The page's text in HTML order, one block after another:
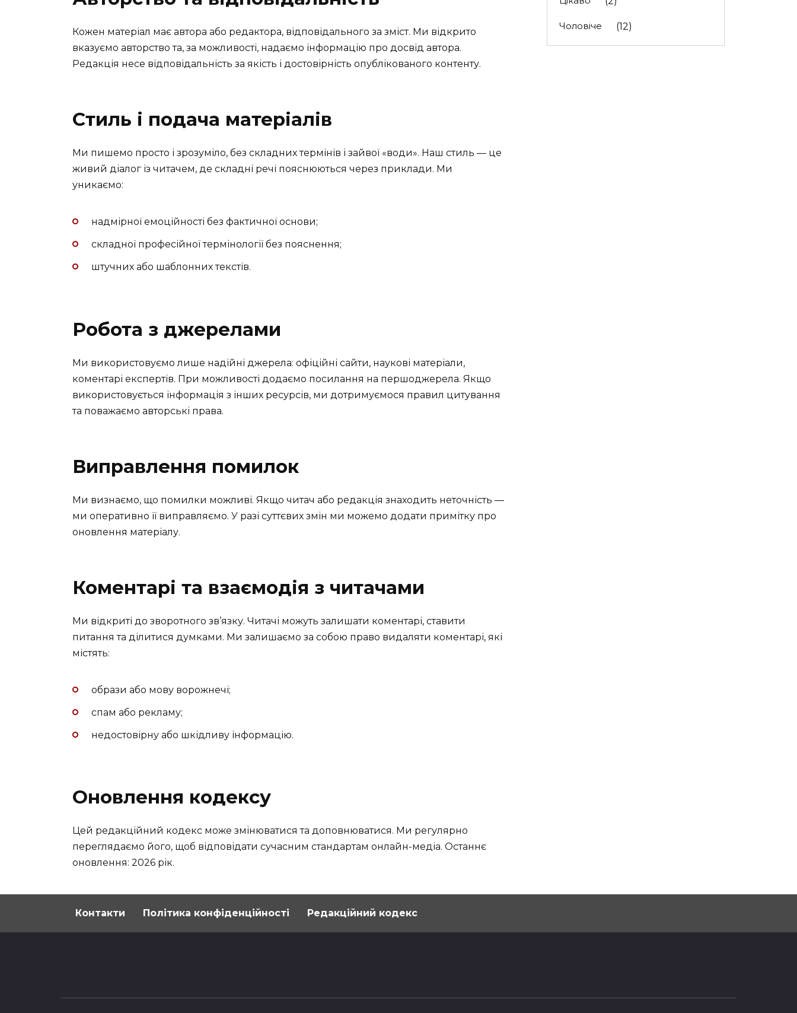
Кожен матеріал має автора або редактора, відповідального за зміст. Ми відкрито
вказуємо авторство та, за можливості, надаємо інформацію про досвід автора.
Редакція несе відповідальність за якість і достовірність опублікованого контенту.
Стиль і подача матеріалів
Ми пишемо просто і зрозуміло, без складних термінів і зайвої «води». Наш стиль — це
живий діалог із читачем, де складні речі пояснюються через приклади. Ми
уникаємо:
надмірної емоційності без фактичної основи;
складної професійної термінології без пояснення;
штучних або шаблонних текстів.
Робота з джерелами
Ми використовуємо лише надійні джерела: офіційні сайти, наукові матеріали,
коментарі експертів. При можливості додаємо посилання на першоджерела. Якщо
використовується інформація з інших ресурсів, ми дотримуємося правил цитування
та поважаємо авторські права.
Виправлення помилок
Ми визнаємо, що помилки можливі. Якщо читач або редакція знаходить неточність —
ми оперативно її виправляємо. У разі суттєвих змін ми можемо додати примітку про
оновлення матеріалу.
Коментарі та взаємодія з читачами
Ми відкриті до зворотного зв’язку. Читачі можуть залишати коментарі, ставити
питання та ділитися думками. Ми залишаємо за собою право видаляти коментарі, які
містять:
образи або мову ворожнечі;
спам або рекламу;
недостовірну або шкідливу інформацію.
Оновлення кодексу
Цей редакційний кодекс може змінюватися та доповнюватися. Ми регулярно
переглядаємо його, щоб відповідати сучасним стандартам онлайн-медіа. Останнє
оновлення: 2026 рік.
Чоловіче (12)
Контакти Політика конфіденційності Редакційний кодекс